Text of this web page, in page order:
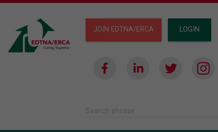
JOIN EDTNA/ERCA LOGIN
Search phrase